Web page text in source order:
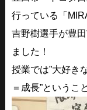
行っている「
吉野樹選手が豊
ました！
授業では”大好き
＝成長”というこ